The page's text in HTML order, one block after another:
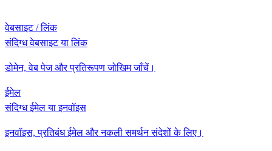
वेबसाइट / लिंक
संदिग्ध वेबसाइट या लिंक
डोमेन, वेब पेज और प्रतिरूपण जोखिम जाँचें।
ईमेल
संदिग्ध ईमेल या इनवॉइस
इनवॉइस, प्रतिबंध ईमेल और नकली समर्थन संदेशों के लिए।